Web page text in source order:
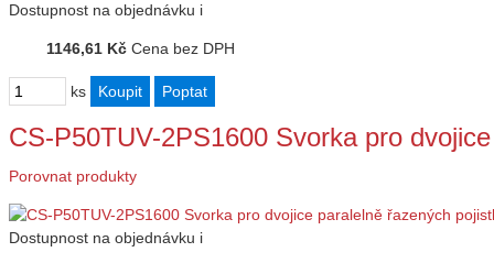
Dostupnost na objednávku i
1146,61 Kč Cena bez DPH
ks
CS-P50TUV-2PS1600 Svorka pro
Porovnat produkty
Dostupnost na objednávku i